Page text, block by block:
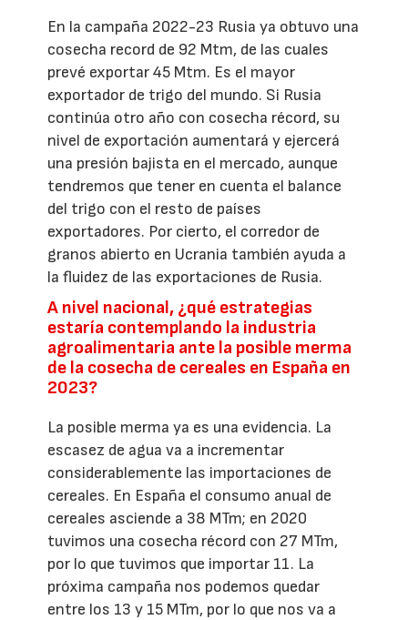
En la campaña 2022-23 Rusia ya obtuvo una
cosecha record de 92 Mtm, de las cuales
prevé exportar 45 Mtm. Es el mayor
exportador de trigo del mundo. Si Rusia
continúa otro año con cosecha récord, su
nivel de exportación aumentará y ejercerá
una presión bajista en el mercado, aunque
tendremos que tener en cuenta el balance
del trigo con el resto de países
exportadores. Por cierto, el corredor de
granos abierto en Ucrania también ayuda a
la fluidez de las exportaciones de Rusia.
A nivel nacional, ¿qué estrategias
estaría contemplando la industria
agroalimentaria ante la posible merma
de la cosecha de cereales en España en
2023?
La posible merma ya es una evidencia. La
escasez de agua va a incrementar
considerablemente las importaciones de
cereales. En España el consumo anual de
cereales asciende a 38 MTm; en 2020
tuvimos una cosecha récord con 27 MTm,
por lo que tuvimos que importar 11. La
próxima campaña nos podemos quedar
entre los 13 y 15 MTm, por lo que nos va a